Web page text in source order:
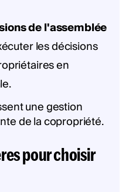
de l'assemblée
les décisions
en
une gestion
de la copropriété.
pour choisir